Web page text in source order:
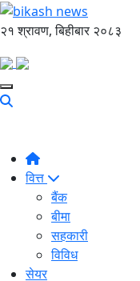
२१ श्रावण, बिहीबार २०८३
वित्त
बैंक
बीमा
सहकारी
विविध
सेयर